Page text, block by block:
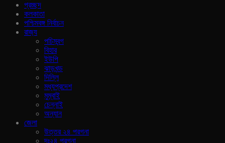
প্রচ্ছদ
কলকাতা
পশ্চিমবঙ্গ নির্বাচন
রাজ‍্য
পচিমবন্গ
বিহার
ইউপি
ঝাড়খন্ড
দিল্লি
মধ্যপ্রদেশ
মুম্বাই
চেন্নাই
অন্যান
জেলা
উত্তর ২৪ পরগনা
দঃ২৪ পরগনা